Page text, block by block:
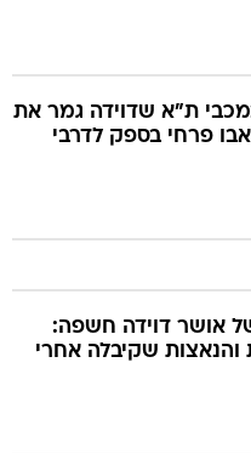
ת"א שדוידה גמר את
פרחי בספק לדרבי
אושר דוידה חשפה:
והנאצות שקיבלה אחרי